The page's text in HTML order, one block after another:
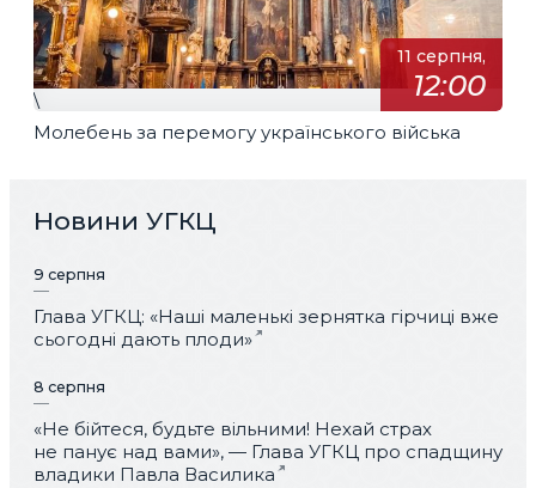
11 серпня,
12:00
\
Молебень за перемогу українського війська
Новини УГКЦ
9 серпня
Глава УГКЦ: «Наші маленькі зернятка гірчиці вже
сьогодні дають плоди»
8 серпня
«Не бійтеся, будьте вільними! Нехай страх
не панує над вами», — Глава УГКЦ про спадщину
владики Павла Василика